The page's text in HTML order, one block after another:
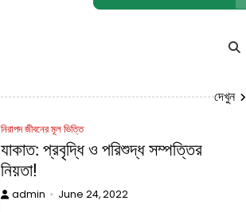
দেখুন
নিরাপদ জীবনের মূল ভিত্তি
যাকাত: প্রবৃদ্ধি ও পরিশুদ্ধ সম্পত্তির
নিয়তা!
admin
June 24, 2022